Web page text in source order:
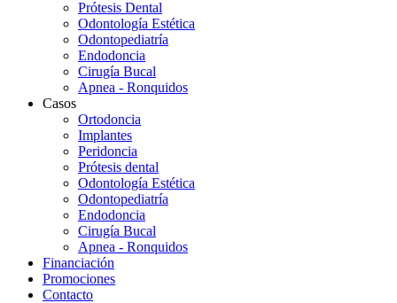
Prótesis Dental
Odontología Estética
Odontopediatría
Endodoncia
Cirugía Bucal
Apnea - Ronquidos
Casos
Ortodoncia
Implantes
Peridoncia
Prótesis dental
Odontología Estética
Odontopediatría
Endodoncia
Cirugía Bucal
Apnea - Ronquidos
Financiación
Promociones
Contacto